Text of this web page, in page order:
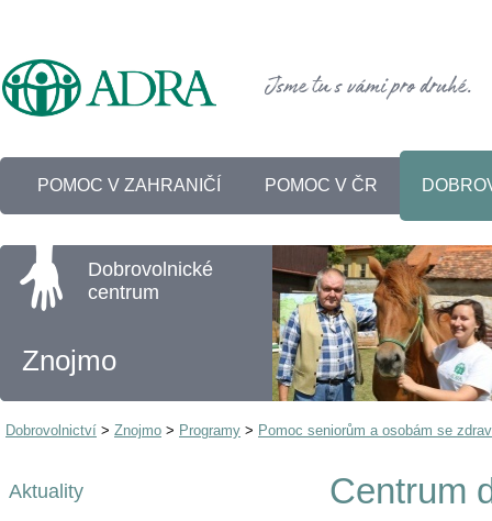
POMOC V ZAHRANIČÍ POMOC V ČR
Dobrovolnické
centrum
Znojmo
Dobrovolnictví > Znojmo > Programy > Pomoc seniorům a osobám se
Aktuality
Centrum